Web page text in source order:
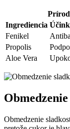
Ingrediencia
Fenikel
Propolis
Aloe Vera
Obmedzenie